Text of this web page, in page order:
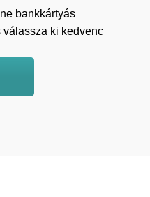
bankkártyás
ki kedvenc